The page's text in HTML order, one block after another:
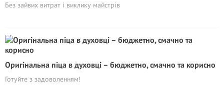
Без зайвих витрат і виклику майстрів
Оригінальна піца в духовці – бюджетно, смачно та корисно
Готуйте з задоволенням!